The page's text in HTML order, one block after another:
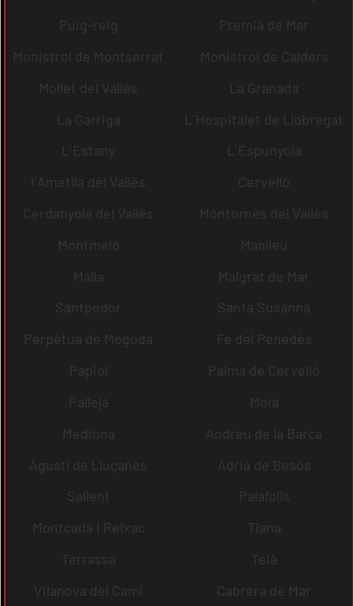
Puig-reig
Premià de Mar
Monistrol de Montserrat
Monistrol de Calders
Mollet del Vallès
La Granada
La Garriga
L´Hospitalet de Llobregat
L´Estany
L´Espunyola
l´Ametlla del Vallès
Cervelló
Cerdanyola del Vallès
Montornès del Vallès
Montmeló
Manlleu
Malla
Malgrat de Mar
Santpedor
Santa Susanna
Perpètua de Mogoda
Fe del Penedès
Papiol
Palma de Cervelló
Pallejà
Moià
Mediona
Andreu de la Barca
Agustí de Lluçanès
Adrià de Besòs
Sallent
Palafolls
Montcada i Reixac
Tiana
Terrassa
Teià
Vilanova del Camí
Cabrera de Mar